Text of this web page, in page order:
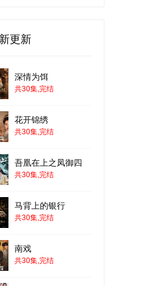
更新
深情为饵
共30集,完结
花开锦绣
共30集,完结
吾凰在上之凤御四
共30集,完结
马背上的银行
共30集,完结
南戏
共30集,完结